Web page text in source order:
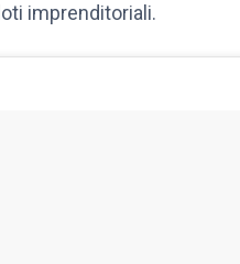
imprenditoriali.